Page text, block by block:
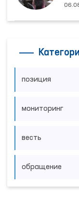
позиция
мониторинг
весть
обращение